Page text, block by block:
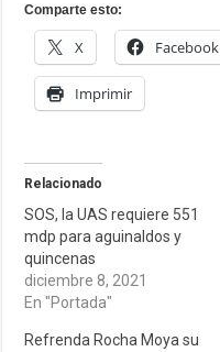
Comparte esto:
X Facebook
Imprimir
Relacionado
SOS, la UAS requiere 551
mdp para aguinaldos y
quincenas
diciembre 8, 2021
En "Portada"
Refrenda Rocha Moya su